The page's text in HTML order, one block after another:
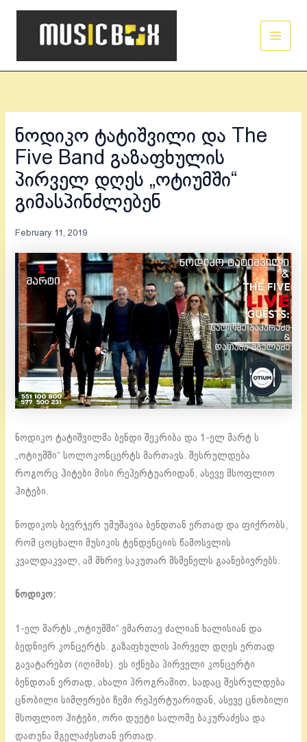
Skip
ნოდიკო ტატიშვილი და The
Five Band გაზაფხულის
პირველ დღეს „ოტიუმში“
გიმასპინძლებენ
February 11, 2019
ნოდიკო ტატიშვილმა ბენდი შეკრიბა და 1-ელ მარტ ს
„ოტიუმში“ სოლოკონცერტს მართავს. შესრულდება
როგორც ჰიტები მისი რეპერტუარიდან, ასევე მსოფლიო
ჰიტები.
ნოდიკოს ბევრჯერ უმუშავია ბენდთან ერთად და ფიქრობს,
რომ ცოცხალი მუსიკის ტენდენციის წამოსვლის
კვალდაკვალ, ამ მხრივ საკუთარ მსმენელს გაანებივრებს.
ნოდიკო:
1-ელ მარტს „ოტიუმში“ ვმართავ ძალიან ხალისიან და
ბედნიერ კონცერტს. გაზაფხულის პირველ დღეს ერთად
გავატარებთ (იღიმის). ეს იქნება პირველი კონცერტი
ბენდთან ერთად, ახალი პროგრამით, სადაც შესრულდება
ცნობილი სიმღერები ჩემი რეპერტუარიდან, ასევე ცნობილი
მსოფლიო ჰიტები, ორი დუეტი სალომე ბაკურაძესა და
დათუნა მგელაძესთან ერთად.